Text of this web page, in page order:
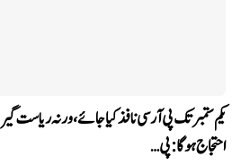
یکم ستمبر تک پی آر سی نافذ کیا جائے، ورنہ ریاست گیر
احتجاج ہوگا: پی…